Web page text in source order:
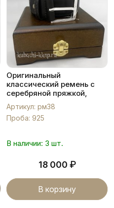
Оригинальный
классический ремень с
серебряной пряжкой,
рм38
Артикул: рм38
Проба: 925
В наличии: 3 шт.
18 000 ₽
В корзину